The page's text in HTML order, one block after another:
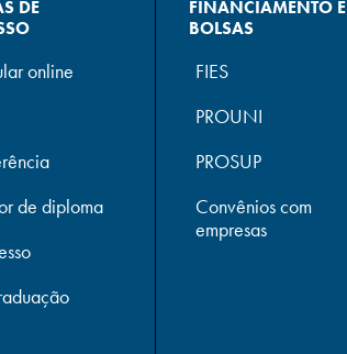
DE
online
de diploma
FINANCIAMENTO E
BOLSAS
FIES
PROUNI
PROSUP
Convênios com
empresas